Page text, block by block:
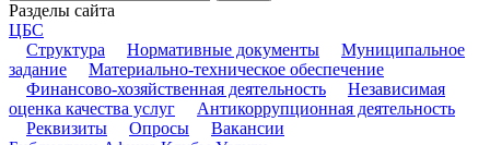
Разделы сайта
ЦБС
Структура
Нормативные документы
Муниципальное
задание
Материально-техническое обеспечение
Финансово-хозяйственная деятельность
Независимая
оценка качества услуг
Антикоррупционная деятельность
Реквизиты
Опросы
Вакансии